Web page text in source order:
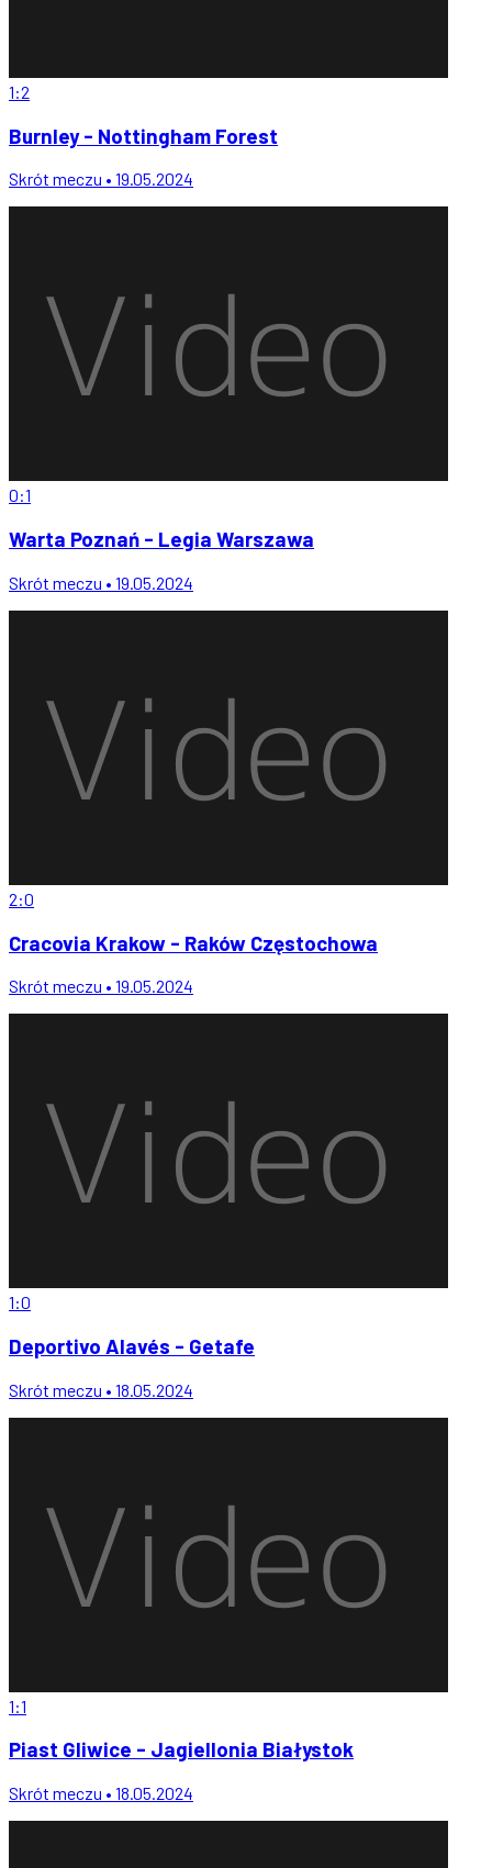
1:2
Burnley - Nottingham Forest
Skrót meczu • 19.05.2024
0:1
Warta Poznań - Legia Warszawa
Skrót meczu • 19.05.2024
2:0
Cracovia Krakow - Raków Częstochowa
Skrót meczu • 19.05.2024
1:0
Deportivo Alavés - Getafe
Skrót meczu • 18.05.2024
1:1
Piast Gliwice - Jagiellonia Białystok
Skrót meczu • 18.05.2024